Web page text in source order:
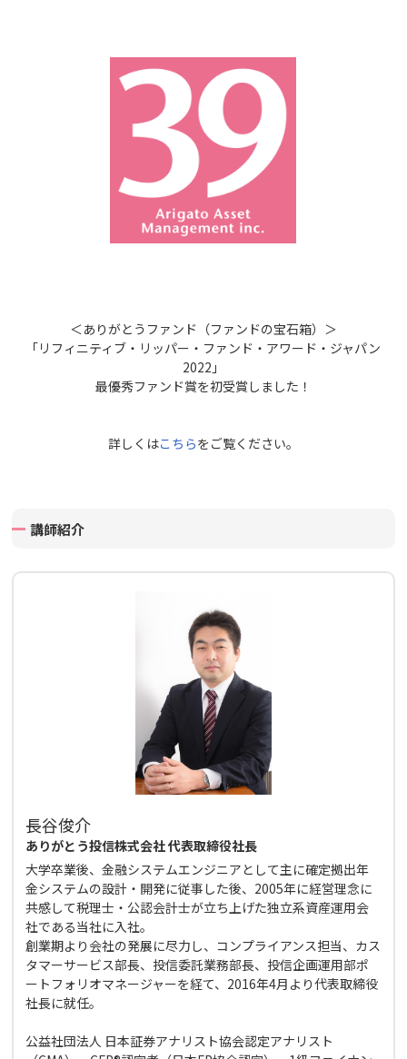
＜ありがとうファンド（ファンドの宝石箱）＞
「リフィニティブ・リッパー・ファンド・アワード・ジャパン
2022」
最優秀ファンド賞を初受賞しました！
詳しくはこちらをご覧ください。
講師紹介
長谷俊介
ありがとう投信株式会社 代表取締役社長
大学卒業後、金融システムエンジニアとして主に確定拠出年
金システムの設計・開発に従事した後、2005年に経営理念に
共感して税理士・公認会計士が立ち上げた独立系資産運用会
社である当社に入社。
創業期より会社の発展に尽力し、コンプライアンス担当、カス
タマーサービス部長、投信委託業務部長、投信企画運用部ポ
ートフォリオマネージャーを経て、2016年4月より代表取締役
社長に就任。
公益社団法人 日本証券アナリスト協会認定アナリスト